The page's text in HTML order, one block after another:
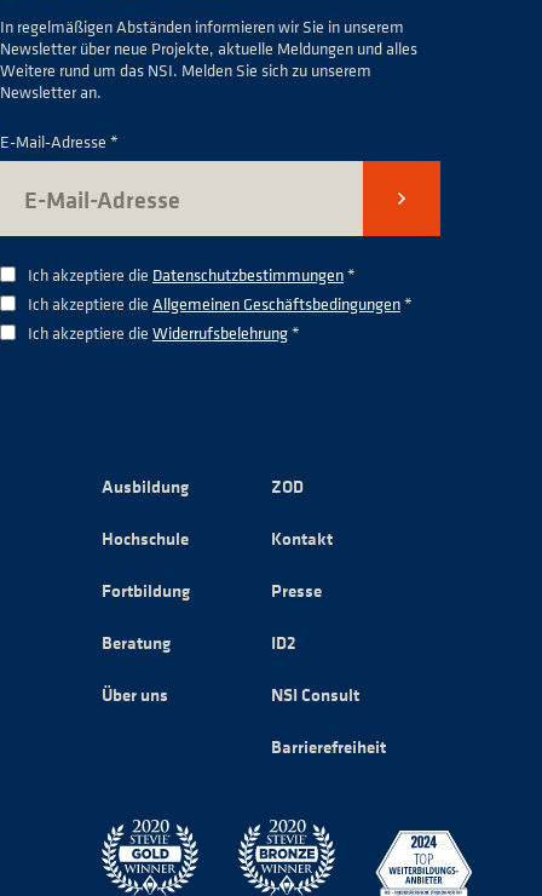
In regelmäßigen Abständen informieren wir Sie in unserem
Newsletter über neue Projekte, aktuelle Meldungen und alles
Weitere rund um das NSI. Melden Sie sich zu unserem
Newsletter an.
E-Mail-Adresse *
Senden
Ich akzeptiere die Datenschutzbestimmungen*
Ich akzeptiere die Allgemeinen Geschäftsbedingungen*
Ich akzeptiere die Widerrufsbelehrung*
Ausbildung
Hochschule
Fortbildung
Beratung
Über uns
ZOD
Kontakt
Presse
ID2
NSI Consult
Barrierefreiheit